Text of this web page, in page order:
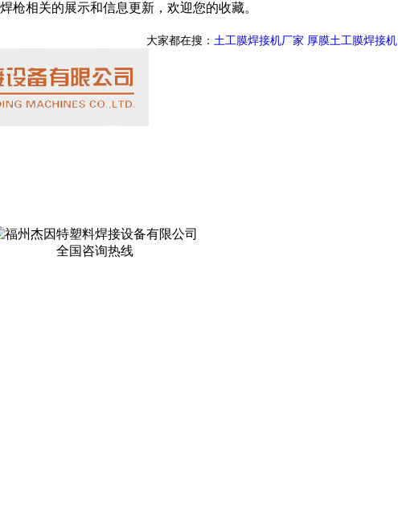
枪相关的展示和信息更新，欢迎您的收藏。
大家都在搜： 土工膜焊接机厂家 厚膜土工膜焊接机
全国咨询热线